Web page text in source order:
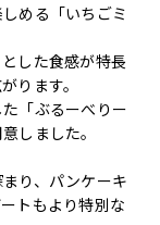
める「いちごミ
した食感が特長
ります。
「ぶるーべりー
しました。
り、パンケーキ
トもより特別な